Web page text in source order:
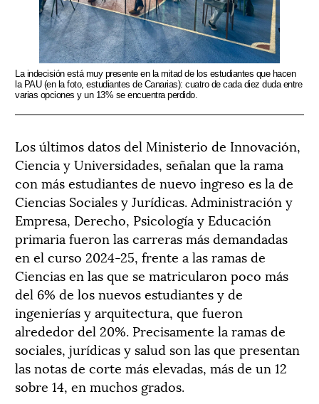
La indecisión está muy presente en la mitad de los estudiantes que hacen
la PAU (en la foto, estudiantes de Canarias): cuatro de cada diez duda entre
varias opciones y un 13% se encuentra perdido.
Los últimos datos del Ministerio de Innovación,
Ciencia y Universidades, señalan que la rama
con más estudiantes de nuevo ingreso es la de
Ciencias Sociales y Jurídicas. Administración y
Empresa, Derecho, Psicología y Educación
primaria fueron las carreras más demandadas
en el curso 2024-25, frente a las ramas de
Ciencias en las que se matricularon poco más
del 6% de los nuevos estudiantes y de
ingenierías y arquitectura, que fueron
alrededor del 20%. Precisamente la ramas de
sociales, jurídicas y salud son las que presentan
las notas de corte más elevadas, más de un 12
sobre 14, en muchos grados.